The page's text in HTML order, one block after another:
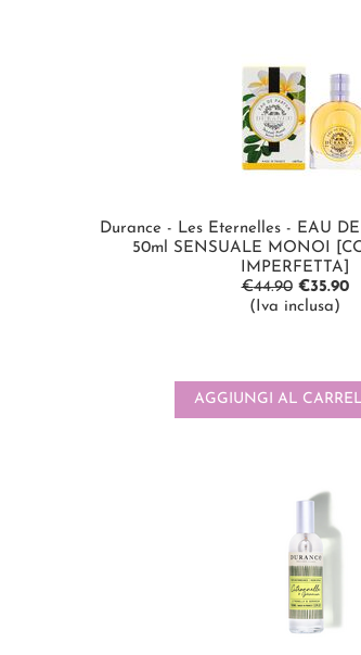
Durance - Les Eternelles - EAU
50ml SENSUALE MONOI
IMPERFETTA]
€44.90 €35.90
(Iva inclusa)
AGGIUNGI AL